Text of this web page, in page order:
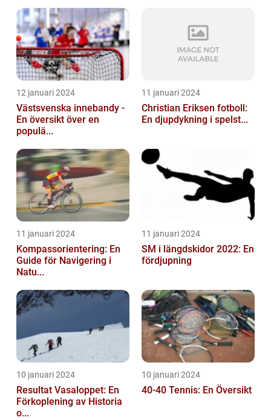
12 januari 2024
Västsvenska innebandy -
En översikt över en
populä...
11 januari 2024
Christian Eriksen fotboll:
En djupdykning i spelst...
11 januari 2024
Kompassorientering: En
Guide för Navigering i
Natu...
11 januari 2024
SM i längdskidor 2022: En
fördjupning
10 januari 2024
Resultat Vasaloppet: En
Förkoplening av Historia
o...
10 januari 2024
40-40 Tennis: En Översikt